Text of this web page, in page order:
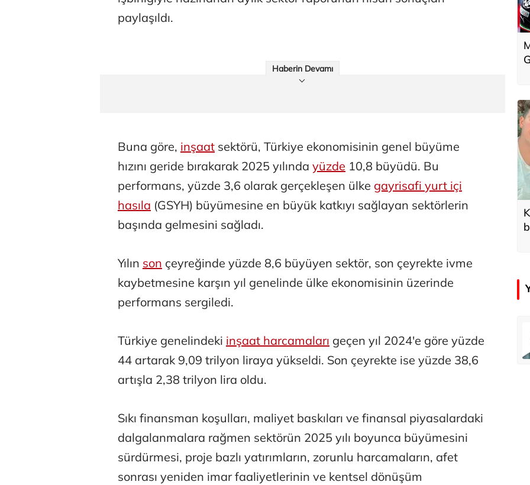
paylaşıldı.
Haberin Devamı
Buna göre, inşaat sektörü, Türkiye ekonomisinin genel büyüme
hızını geride bırakarak 2025 yılında yüzde 10,8 büyüdü. Bu
performans, yüzde 3,6 olarak gerçekleşen ülke gayrisafi yurt içi
hasıla (GSYH) büyümesine en büyük katkıyı sağlayan sektörlerin
başında gelmesini sağladı.
Yılın son çeyreğinde yüzde 8,6 büyüyen sektör, son çeyrekte ivme
kaybetmesine karşın yıl genelinde ülke ekonomisinin üzerinde
performans sergiledi.
Türkiye genelindeki inşaat harcamaları geçen yıl 2024'e göre yüzde
44 artarak 9,09 trilyon liraya yükseldi. Son çeyrekte ise yüzde 38,6
artışla 2,38 trilyon lira oldu.
Sıkı finansman koşulları, maliyet baskıları ve finansal piyasalardaki
dalgalanmalara rağmen sektörün 2025 yılı boyunca büyümesini
sürdürmesi, proje bazlı yatırımların, zorunlu harcamaların, afet
sonrası yeniden imar faaliyetlerinin ve kentsel dönüşüm
Mağaza açılışı
Zafer Şahin